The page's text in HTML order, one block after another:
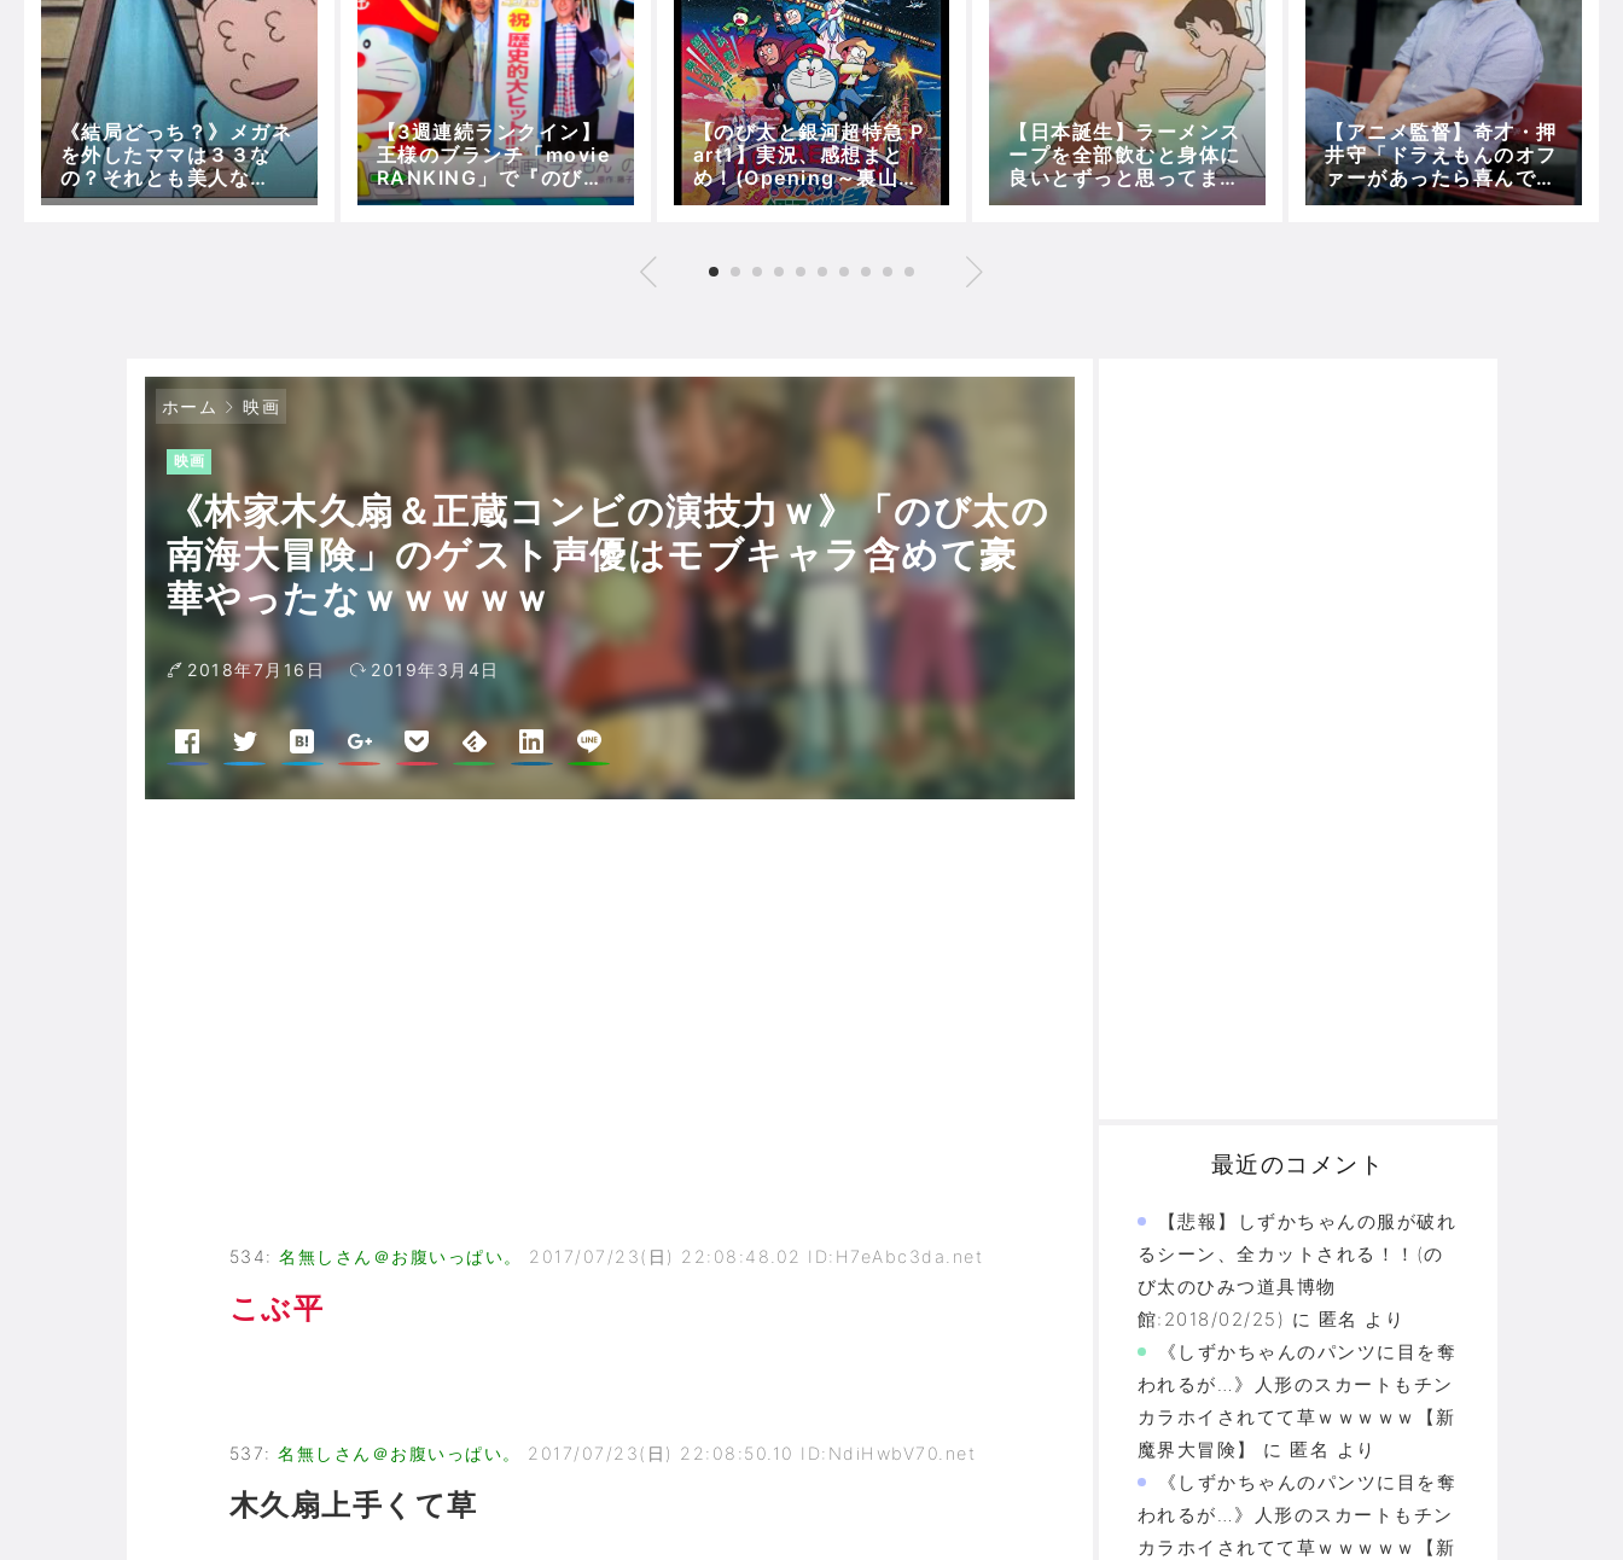
Powered by livedoor 相互RSS
《結局どっち？》メガネ
を外したママは３３な
の？それとも美人な
の？？
【3週連続ランクイン】
王様のブランチ「movie
RANKING」で『のび太
の宝島』が３週連続で第
【のび太と銀河超特急 P
art1】実況、感想まと
め！(Opening～裏山に
到着するミステリー列
【日本誕生】ラーメンス
ープを全部飲むと身体に
良いとずっと思ってまし
たｗｗｗｗｗ
【アニメ監督】奇才・押
井守「ドラえもんのオフ
ァーがあったら喜んで受
ける」
ホーム 映画
映画
《林家木久扇＆正蔵コンビの演技力ｗ》「のび太の
南海大冒険」のゲスト声優はモブキャラ含めて豪
華やったなｗｗｗｗｗ
2018年7月16日 2019年3月4日
534: 名無しさん＠お腹いっぱい。 2017/07/23(日) 22:08:48.02 ID:H7eAbc3da.net
こぶ平
537: 名無しさん＠お腹いっぱい。 2017/07/23(日) 22:08:50.10 ID:NdiHwbV70.net
木久扇上手くて草
最近のコメント
【悲報】しずかちゃんの服が破れ
るシーン、全カットされる！！(の
び太のひみつ道具博物
館:2018/02/25) に 匿名 より
《しずかちゃんのパンツに目を奪
われるが…》人形のスカートもチン
カラホイされてて草ｗｗｗｗｗ【新
魔界大冒険】
に 匿名 より
《しずかちゃんのパンツに目を奪
われるが…》人形のスカートもチン
カラホイされてて草ｗｗｗｗｗ【新